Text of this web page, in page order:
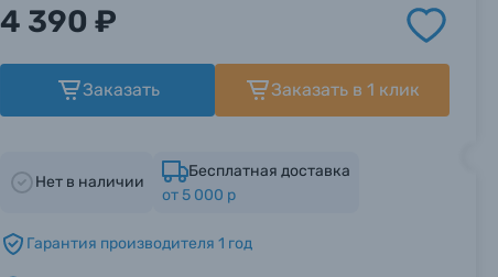
4 390 ₽
Заказать Заказать в 1 клик
Нет в наличии
Бесплатная доставка
от 5 000 р
Гарантия производителя 1 год